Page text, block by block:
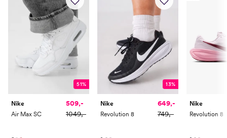
51%
Nike
Air Max SC
509,-
1049,-
13%
Nike
Revolution 8
649,-
749,-
Nike
Revolution 8